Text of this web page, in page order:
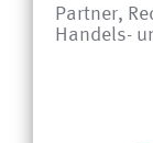
Partner,
Handels-